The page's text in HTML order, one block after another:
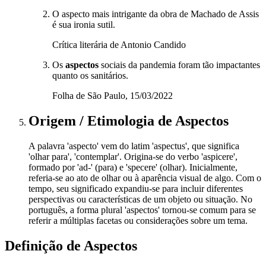
O aspecto mais intrigante da obra de Machado de Assis
é sua ironia sutil.
Crítica literária de Antonio Candido
Os aspectos sociais da pandemia foram tão impactantes
quanto os sanitários.
Folha de São Paulo, 15/03/2022
Origem / Etimologia de Aspectos
A palavra 'aspecto' vem do latim 'aspectus', que significa
'olhar para', 'contemplar'. Origina-se do verbo 'aspicere',
formado por 'ad-' (para) e 'specere' (olhar). Inicialmente,
referia-se ao ato de olhar ou à aparência visual de algo. Com o
tempo, seu significado expandiu-se para incluir diferentes
perspectivas ou características de um objeto ou situação. No
português, a forma plural 'aspectos' tornou-se comum para se
referir a múltiplas facetas ou considerações sobre um tema.
Definição de Aspectos